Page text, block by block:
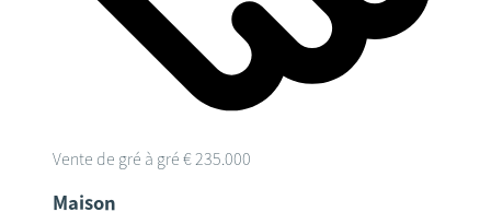
Vente de gré à gré € 235.000
Maison